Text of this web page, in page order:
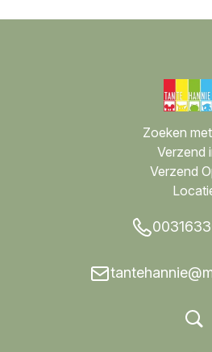
Zoeken
Verzend
Verzend